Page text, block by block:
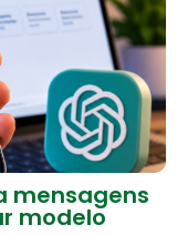
mensagens
modelo